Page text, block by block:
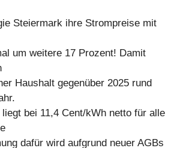
Steiermark ihre Strompreise mit
um weitere 17 Prozent! Damit
Haushalt gegenüber 2025 rund
bei 11,4 Cent/kWh netto für alle
dafür wird aufgrund neuer AGBs